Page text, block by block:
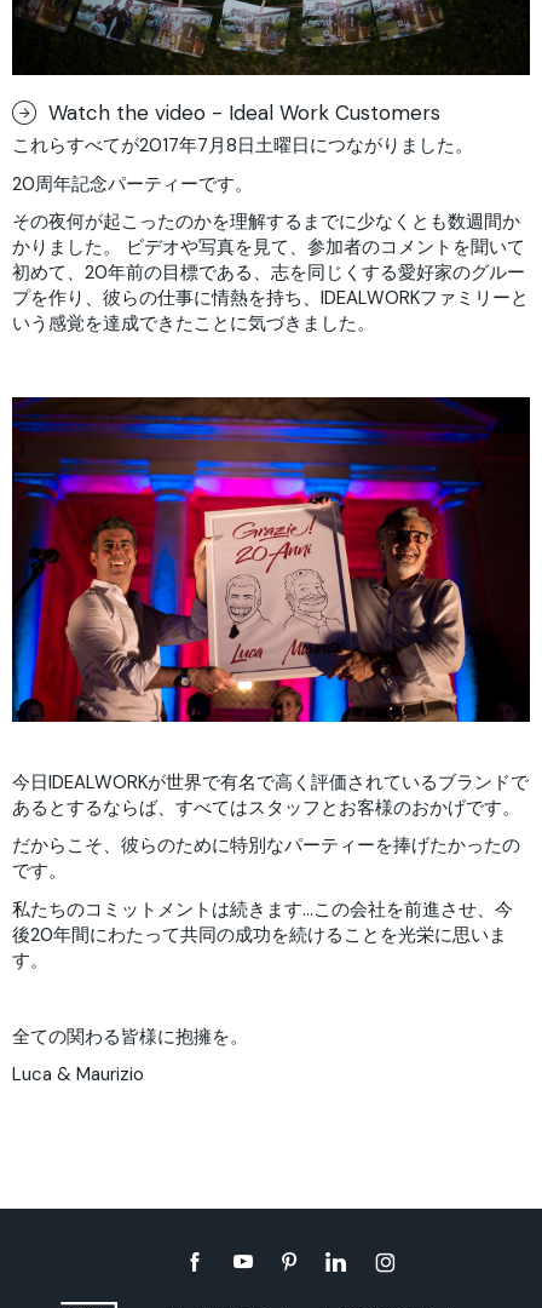
Watch the video - Ideal Work Customers
これらすべてが2017年7月8日土曜日につながりました。
20周年記念パーティーです。
その夜何が起こったのかを理解するまでに少なくとも数週間か
かりました。 ビデオや写真を見て、参加者のコメントを聞いて
初めて、20年前の目標である、志を同じくする愛好家のグルー
プを作り、彼らの仕事に情熱を持ち、IDEALWORKファミリーと
いう感覚を達成できたことに気づきました。
今日IDEALWORKが世界で有名で高く評価されているブランドで
あるとするならば、すべてはスタッフとお客様のおかげです。
だからこそ、彼らのために特別なパーティーを捧げたかったの
です。
私たちのコミットメントは続きます…この会社を前進させ、今
後20年間にわたって共同の成功を続けることを光栄に思いま
す。
全ての関わる皆様に抱擁を。
Luca & Maurizio